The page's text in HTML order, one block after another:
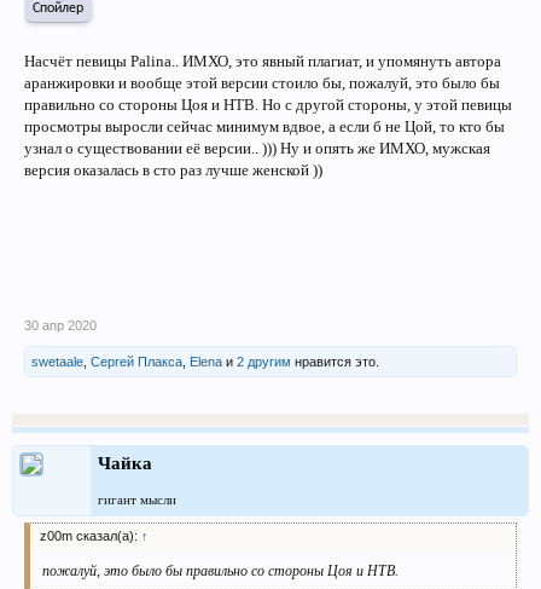
Спойлер
Насчёт певицы Palina.. ИМХО, это явный плагиат, и упомянуть автора
аранжировки и вообще этой версии стоило бы, пожалуй, это было бы
правильно со стороны Цоя и НТВ. Но с другой стороны, у этой певицы
просмотры выросли сейчас минимум вдвое, а если б не Цой, то кто бы
узнал о существовании её версии.. ))) Ну и опять же ИМХО, мужская
версия оказалась в сто раз лучше женской ))
30 апр 2020
swetaale Сергей Плакса Elena и 2 другим нравится это.
Чайка
гигант мысли
z00m сказал(а): ↑
пожалуй, это было бы правильно со стороны Цоя и НТВ.